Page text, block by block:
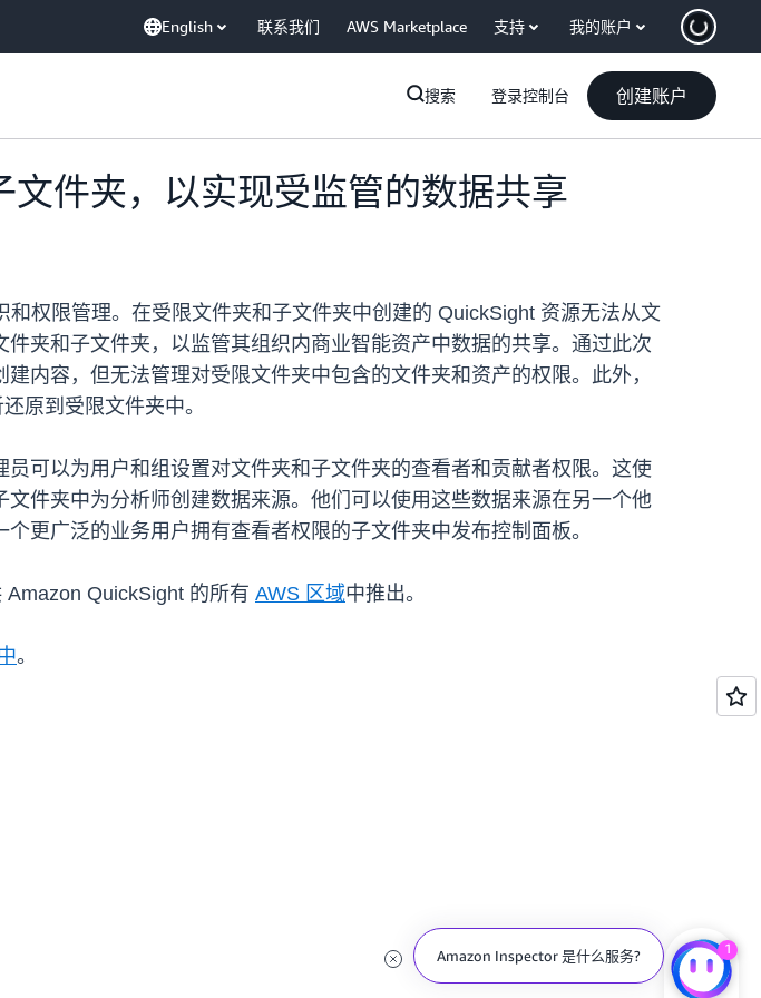
English 联系我们 AWS Marketplace 支持 我的账户
搜索 登录控制台 创建账户
件夹，以实现受监管的数据共享
权限管理。在受限文件夹和子文件夹中创建的 QuickSight 资源无法从文
夹和子文件夹，以监管其组织内商业智能资产中数据的共享。通过此次
内容，但无法管理对受限文件夹中包含的文件夹和资产的权限。此外，
原到受限文件夹中。
可以为用户和组设置对文件夹和子文件夹的查看者和贡献者权限。这使
件夹中为分析师创建数据来源。他们可以使用这些数据来源在另一个他
更广泛的业务用户拥有查看者权限的子文件夹中发布控制面板。
QuickSight 的所有 AWS 区域中推出。
。
Amazon Inspector 是什么服务? 1